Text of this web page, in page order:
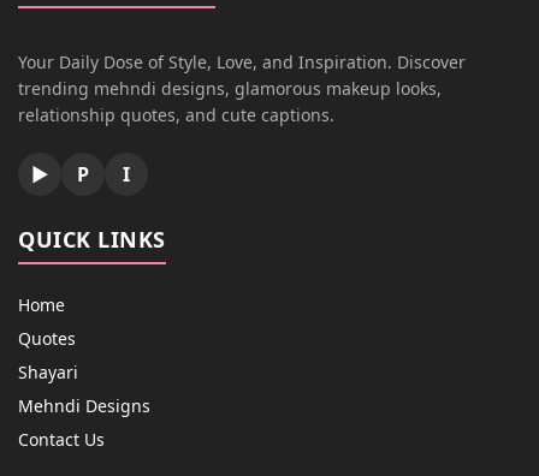
Your Daily Dose of Style, Love, and Inspiration. Discover
trending mehndi designs, glamorous makeup looks,
relationship quotes, and cute captions.
▶ P I
QUICK LINKS
Home
Quotes
Shayari
Mehndi Designs
Contact Us